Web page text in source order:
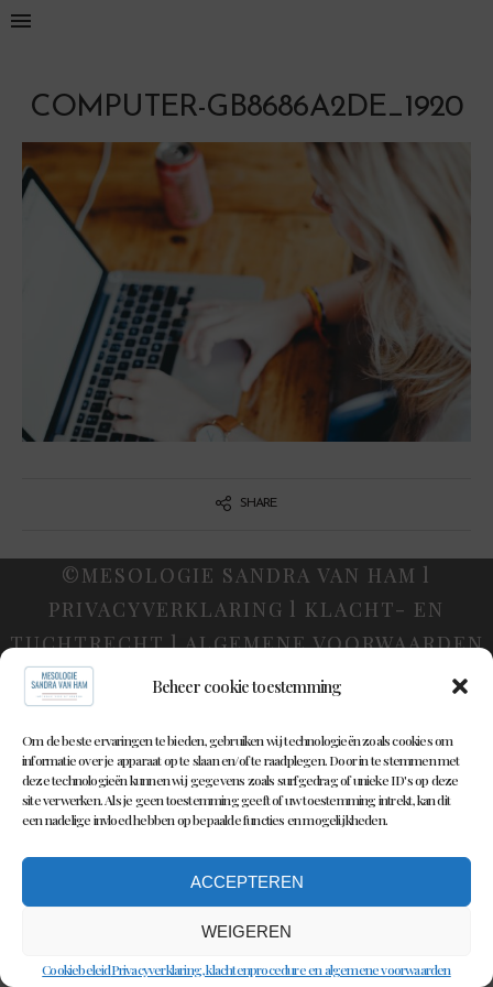
Beheer cookie toestemming
Om de beste ervaringen te bieden, gebruiken wij technologieën zoals cookies om
informatie over je apparaat op te slaan en/of te raadplegen. Door in te stemmen met
deze technologieën kunnen wij gegevens zoals surfgedrag of unieke ID's op deze
site verwerken. Als je geen toestemming geeft of uw toestemming intrekt, kan dit
een nadelige invloed hebben op bepaalde functies en mogelijkheden.
ACCEPTEREN
WEIGEREN
CookiebeleidPrivacyverklaring, klachtenprocedure en algemene voorwaarden
COMPUTER-GB8686A2DE_1920
SHARE
©MESOLOGIE SANDRA VAN HAM l
PRIVACYVERKLARING l KLACHT- EN
TUCHTRECHT l ALGEMENE VOORWAARDEN